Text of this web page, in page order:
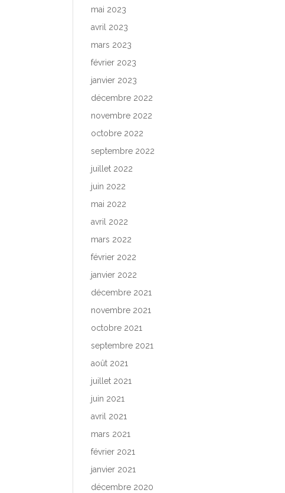
mai 2023
avril 2023
mars 2023
février 2023
janvier 2023
décembre 2022
novembre 2022
octobre 2022
septembre 2022
juillet 2022
juin 2022
mai 2022
avril 2022
mars 2022
février 2022
janvier 2022
décembre 2021
novembre 2021
octobre 2021
septembre 2021
août 2021
juillet 2021
juin 2021
avril 2021
mars 2021
février 2021
janvier 2021
décembre 2020